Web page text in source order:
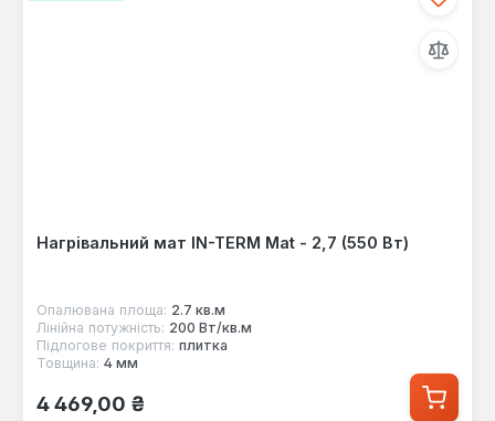
Нагрівальний мат IN-TERM Mat - 2,7 (550 Вт)
Опалювана площа: 2.7 кв.м
Лінійна потужність: 200 Вт/кв.м
Підлогове покриття: плитка
Товщина: 4 мм
Звичайна ціна:
4 469,00 ₴